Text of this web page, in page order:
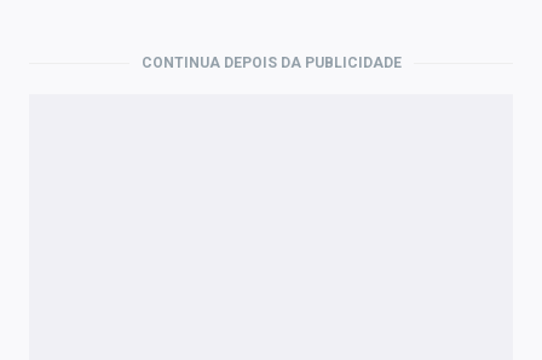
CONTINUA DEPOIS DA PUBLICIDADE